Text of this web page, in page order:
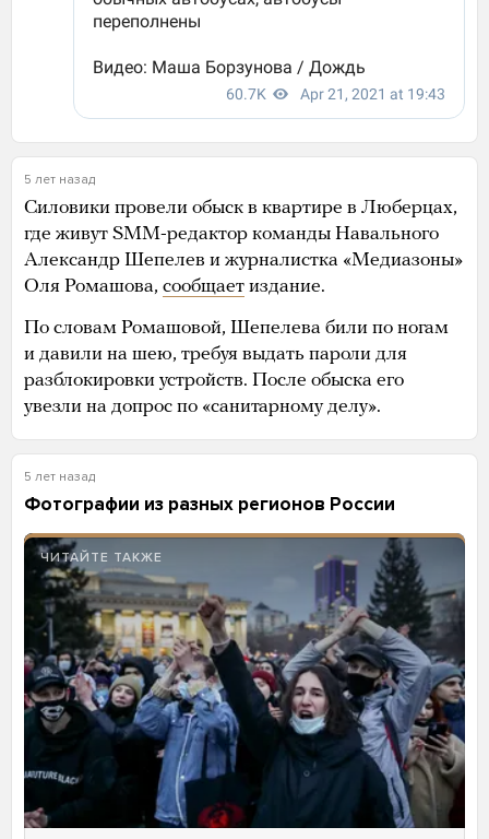
5 лет назад
Силовики провели обыск в квартире в Люберцах,
где живут SMM-редактор команды Навального
Александр Шепелев и журналистка «Медиазоны»
Оля Ромашова, сообщает издание.
По словам Ромашовой, Шепелева били по ногам
и давили на шею, требуя выдать пароли для
разблокировки устройств. После обыска его
увезли на допрос по «санитарному делу».
5 лет назад
Фотографии из разных регионов России
ЧИТАЙТЕ ТАКЖЕ